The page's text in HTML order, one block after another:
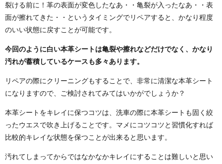
裂ける前に！革の表面が変色したなあ・・亀裂が入ったなあ・・表
面が擦れてきた・・というタイミングでリペアすると、かなり程度
のいい状態に戻すことが可能です。
今回のように白い本革シートは亀裂や擦れなどだけでなく、かなり
汚れが蓄積しているケースも多々あります。
リペアの際にクリーニングもすることで、非常に清潔な本革シート
になりますので、ご検討されてみてはいかがでしょうか？
本革シートをキレイに保つコツは、洗車の際に本革シートも固く絞
ったウエスで吹き上げることです。マメにコツコツと習慣化すれば
比較的キレイな状態を保つことが出来ると思います。
汚れてしまってからではなかなかキレイにすることは難しいと思い